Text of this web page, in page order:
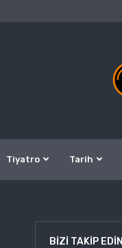
Tiyatro Tarih
BIZI TAKIP EDIN